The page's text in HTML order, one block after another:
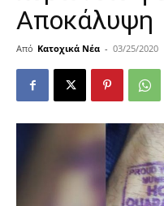
Αποκάλυψη
Από Κατοχικά Νέα - 03/25/2020